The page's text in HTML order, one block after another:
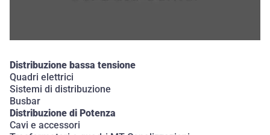
Distribuzione bassa tensione
Quadri elettrici
Sistemi di distribuzione
Busbar
Distribuzione di Potenza
Cavi e accessori